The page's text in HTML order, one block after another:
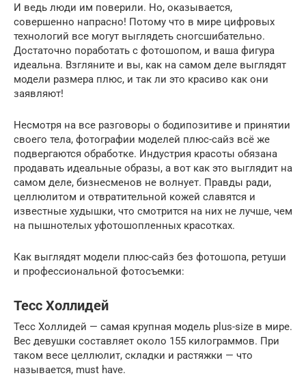
И ведь люди им поверили. Но, оказывается,
совершенно напрасно! Потому что в мире цифровых
технологий все могут выглядеть сногсшибательно.
Достаточно поработать с фотошопом, и ваша фигура
идеальна. Взгляните и вы, как на самом деле выглядят
модели размера плюс, и так ли это красиво как они
заявляют!
Несмотря на все разговоры о бодипозитиве и принятии
своего тела, фотографии моделей плюс-сайз всё же
подвергаются обработке. Индустрия красоты обязана
продавать идеальные образы, а вот как это выглядит на
самом деле, бизнесменов не волнует. Правды ради,
целлюлитом и отвратительной кожей славятся и
известные худышки, что смотрится на них не лучше, чем
на пышнотелых уфотошопленных красотках.
Как выглядят модели плюс-сайз без фотошопа, ретуши
и профессиональной фотосъемки:
Тесс Холлидей
Тесс Холлидей — самая крупная модель plus-size в мире.
Вес девушки составляет около 155 килограммов. При
таком весе целлюлит, складки и растяжки — что
называется, must have.